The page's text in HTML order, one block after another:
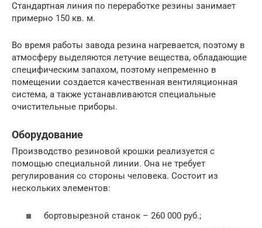
Стандартная линия по переработке резины занимает
примерно 150 кв. м.
Во время работы завода резина нагревается, поэтому в
атмосферу выделяются летучие вещества, обладающие
специфическим запахом, поэтому непременно в
помещении создается качественная вентиляционная
система, а также устанавливаются специальные
очистительные приборы.
Оборудование
Производство резиновой крошки реализуется с
помощью специальной линии. Она не требует
регулирования со стороны человека. Состоит из
нескольких элементов:
бортовырезной станок – 260 000 руб.;